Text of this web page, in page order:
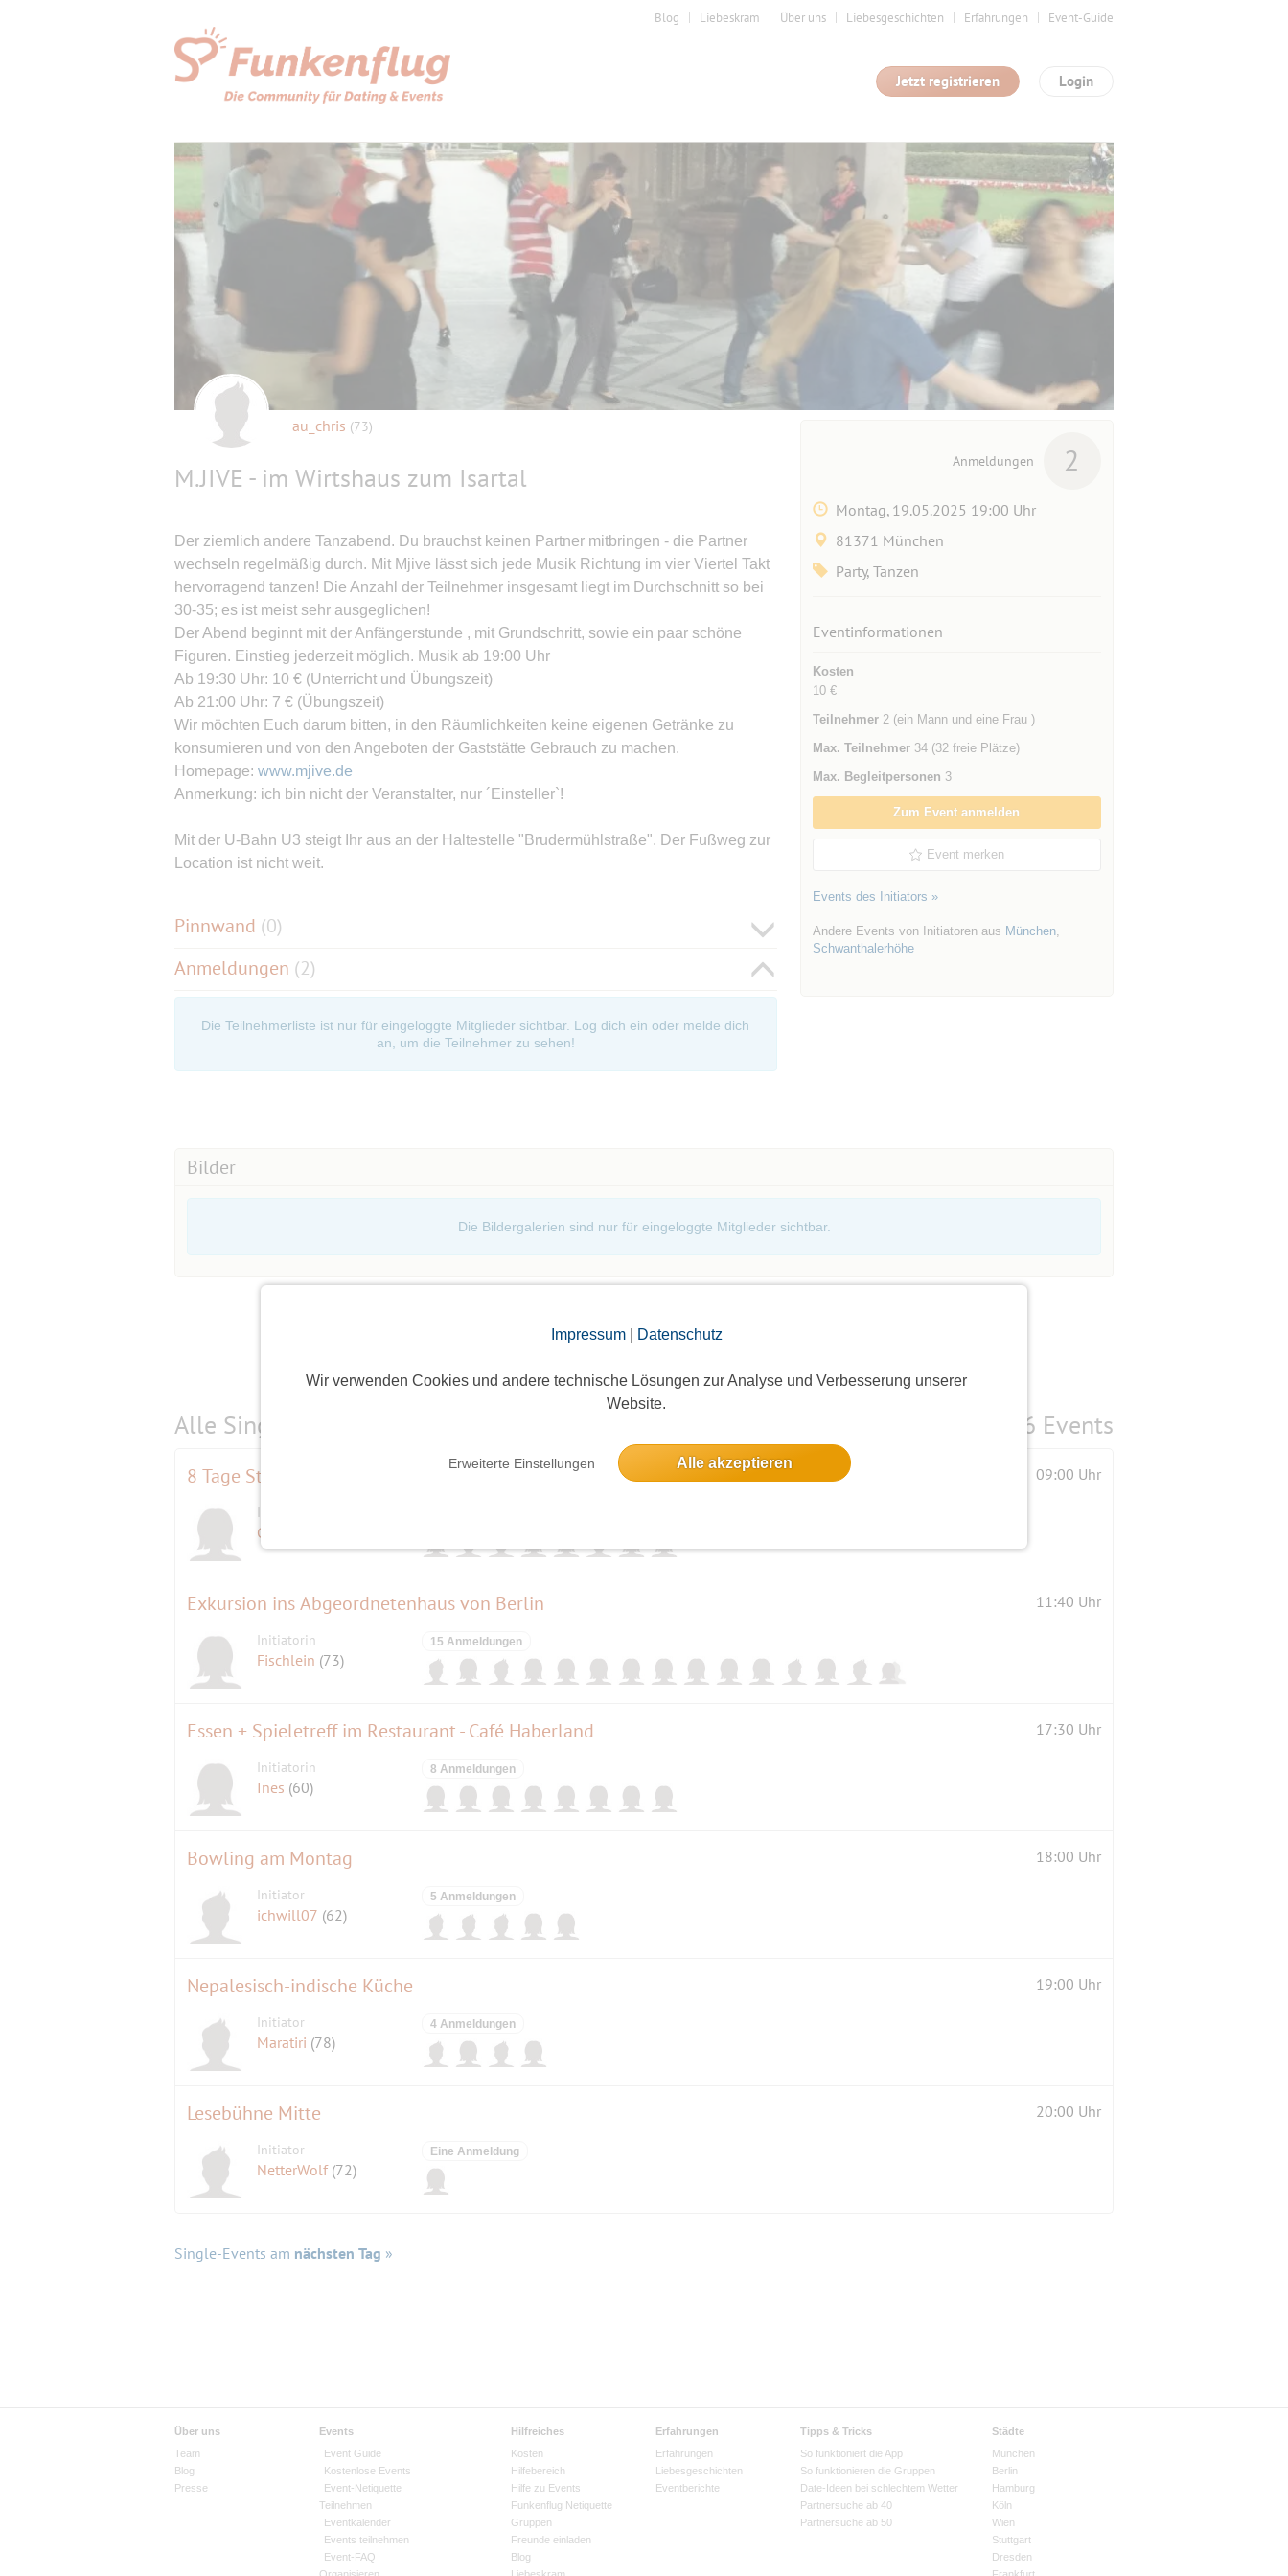
Impressum| Datenschutz
Wir verwenden Cookies und andere technische Lösungen zur Analyse und Verbesserung unserer
Website.
Erweiterte Einstellungen Alle akzeptieren
Blog Liebeskram Über uns Liebesgeschichten Erfahrungen Event-Guide
Login
Jetzt registrieren
au_chris (73)
M.JIVE - im Wirtshaus zum Isartal
Der ziemlich andere Tanzabend. Du brauchst keinen Partner mitbringen - die Partner
wechseln regelmäßig durch. Mit Mjive lässt sich jede Musik Richtung im vier Viertel Takt
hervorragend tanzen! Die Anzahl der Teilnehmer insgesamt liegt im Durchschnitt so bei
30-35; es ist meist sehr ausgeglichen!
Der Abend beginnt mit der Anfängerstunde , mit Grundschritt, sowie ein paar schöne
Figuren. Einstieg jederzeit möglich. Musik ab 19:00 Uhr
Ab 19:30 Uhr: 10 € (Unterricht und Übungszeit)
Ab 21:00 Uhr: 7 € (Übungszeit)
Wir möchten Euch darum bitten, in den Räumlichkeiten keine eigenen Getränke zu
konsumieren und von den Angeboten der Gaststätte Gebrauch zu machen.
Homepage: www.mjive.de
Anmerkung: ich bin nicht der Veranstalter, nur ´Einsteller`!
Mit der U-Bahn U3 steigt Ihr aus an der Haltestelle "Brudermühlstraße". Der Fußweg zur
Location ist nicht weit.
Pinnwand (0)
Anmeldungen (2)
Die Teilnehmerliste ist nur für eingeloggte Mitglieder sichtbar. Log dich ein oder melde dich
an, um die Teilnehmer zu sehen!
Anmeldungen 2
Montag, 19.05.2025 19:00 Uhr
81371 München
Party, Tanzen
Eventinformationen
Kosten
10 €
Teilnehmer2 (ein Mann und eine Frau )
Max. Teilnehmer34 (32 freie Plätze)
Max. Begleitpersonen 3
Zum Event anmelden
Event merken
Events des Initiators »
Andere Events von Initiatoren aus München,
Schwanthalerhöhe
Bilder
Die Bildergalerien sind nur für eingeloggte Mitglieder sichtbar.
Alle Single-Events am 6 Events
8 Tage Sternfahrt Stralsund und Inseln 09:00 Uhr
Initiatorin
Gisela
Exkursion ins Abgeordnetenhaus von Berlin 11:40 Uhr
Initiatorin
Fischlein (73)
15 Anmeldungen
Essen + Spieletreff im Restaurant - Café Haberland 17:30 Uhr
Initiatorin
Ines (60)
8 Anmeldungen
Bowling am Montag 18:00 Uhr
Initiator
ichwill07 (62)
5 Anmeldungen
Nepalesisch-indische Küche 19:00 Uhr
Initiator
Maratiri (78)
4 Anmeldungen
Lesebühne Mitte 20:00 Uhr
Initiator
NetterWolf (72)
Eine Anmeldung
Single-Events am nächsten Tag »
Über uns
Team
Blog
Presse
Events
Event Guide
Kostenlose Events
Event-Netiquette
Teilnehmen
Eventkalender
Events teilnehmen
Event-FAQ
Hilfreiches
Kosten
Hilfebereich
Hilfe zu Events
Funkenflug Netiquette
Gruppen
Freunde einladen
Blog
Erfahrungen
Erfahrungen
Liebesgeschichten
Eventberichte
Tipps & Tricks
So funktioniert die App
So funktionieren die Gruppen
Date-Ideen bei schlechtem Wetter
Partnersuche ab 40
Partnersuche ab 50
Städte
München
Berlin
Hamburg
Köln
Wien
Stuttgart
Dresden